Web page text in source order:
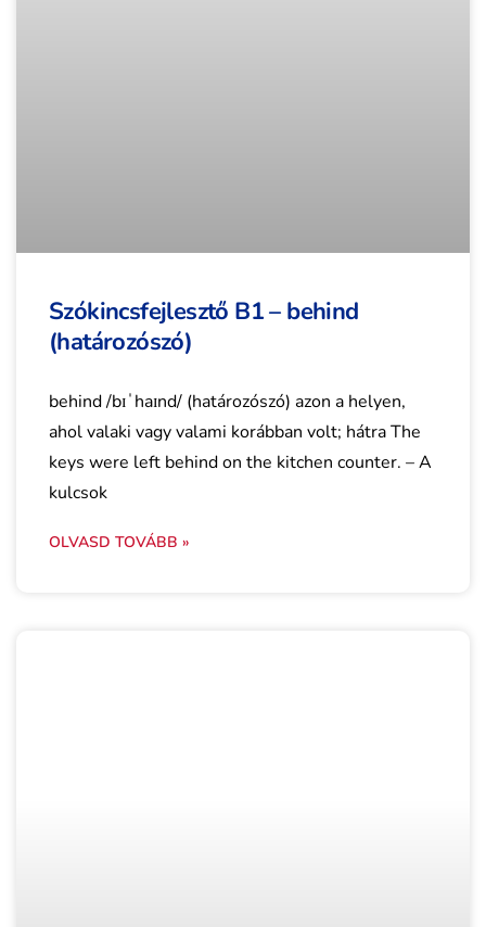
Szókincsfejlesztő B1 – behind
(határozószó)
behind /bɪˈhaɪnd/ (határozószó) azon a helyen,
ahol valaki vagy valami korábban volt; hátra The
keys were left behind on the kitchen counter. – A
kulcsok
OLVASD TOVÁBB »